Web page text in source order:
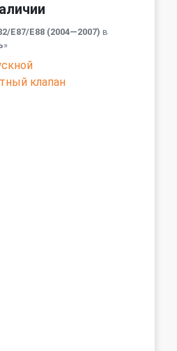
E87/E88 (2004—2007) в
»
клапан